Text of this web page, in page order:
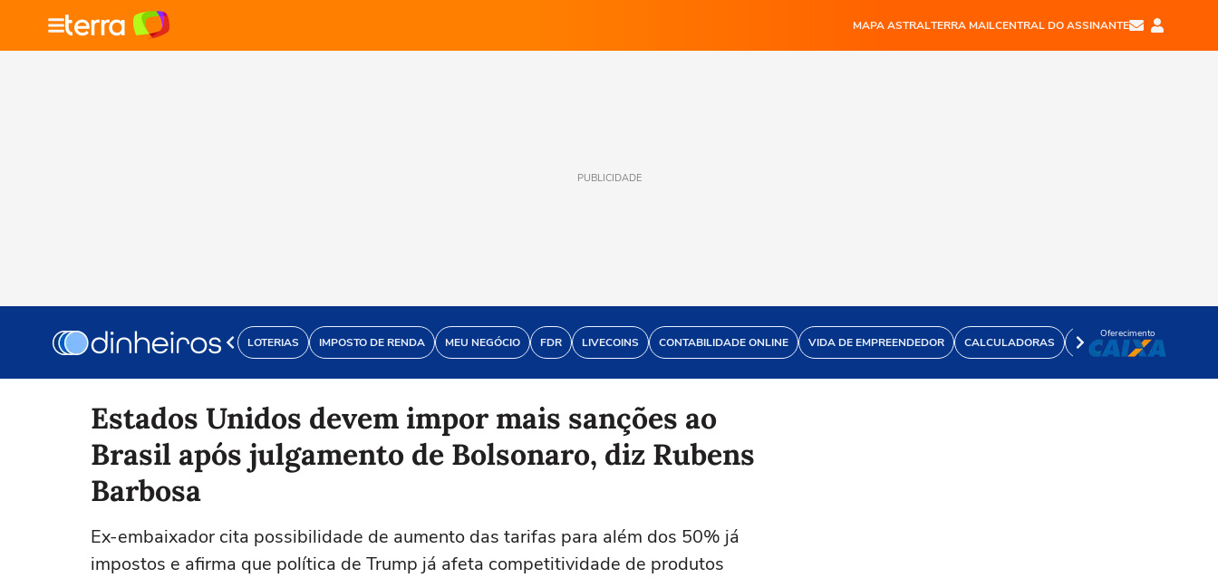
MAPA ASTRALTERRA MAILCENTRAL DO ASSINANTE
PUBLICIDADE
LOTERIAS IMPOSTO DE RENDA MEU NEGÓCIO FDR LIVECOINS CONTABILIDADE ONLINE VIDA DE EMPREENDEDOR CALCULADORAS VÍDEOS
Oferecimento
Estados Unidos devem impor mais sanções ao
Brasil após julgamento de Bolsonaro, diz Rubens
Barbosa
Ex-embaixador cita possibilidade de aumento das tarifas para além dos 50% já
impostos e afirma que política de Trump já afeta competitividade de produtos